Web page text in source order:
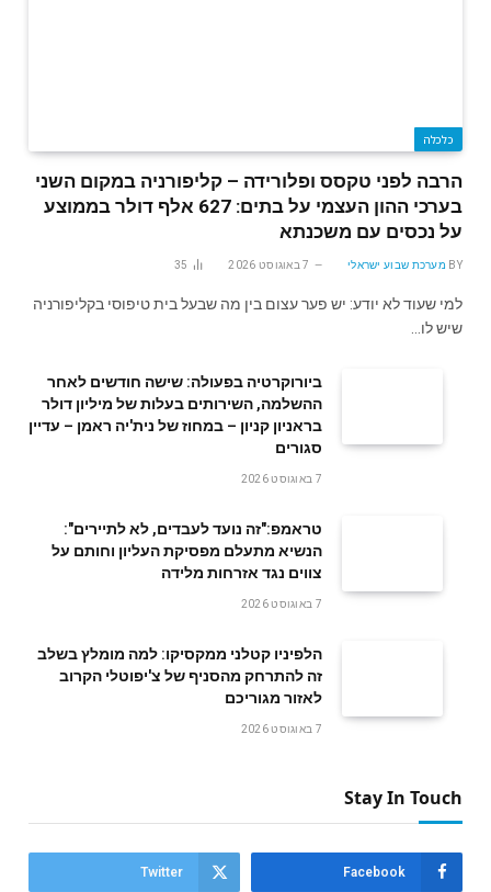
כלכלה
הרבה לפני טקסס ופלורידה – קליפורניה במקום השני
בערכי ההון העצמי על בתים: 627 אלף דולר בממוצע
על נכסים עם משכנתא
BY מערכת שבוע ישראלי 7 באוגוסט 2026 35
למי שעוד לא יודע: יש פער עצום בין מה שבעל בית טיפוסי בקליפורניה
שיש לו…
ביורוקרטיה בפעולה: שישה חודשים לאחר
ההשלמה, השירותים בעלות של מיליון דולר
בראניון קניון – במחוז של נית'יה ראמן – עדיין
סגורים
7 באוגוסט 2026
טראמפ:"זה נועד לעבדים, לא לתיירים":
הנשיא מתעלם מפסיקת העליון וחותם על
צווים נגד אזרחות מלידה
7 באוגוסט 2026
הלפיניו קטלני ממקסיקו: למה מומלץ בשלב
זה להתרחק מהסניף של צ'יפוטלי הקרוב
לאזור מגוריכם
7 באוגוסט 2026
Stay In Touch
Facebook
Twitter